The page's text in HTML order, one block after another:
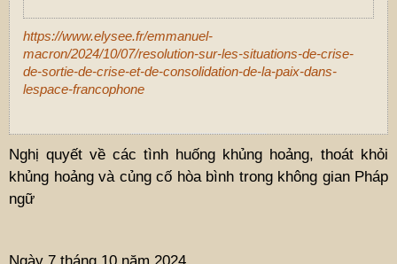
https://www.elysee.fr/emmanuel-
macron/2024/10/07/resolution-sur-les-situations-de-crise-
de-sortie-de-crise-et-de-consolidation-de-la-paix-dans-
lespace-francophone
Nghị quyết về các tình huống khủng hoảng, thoát khỏi
khủng hoảng và củng cố hòa bình trong không gian Pháp
ngữ